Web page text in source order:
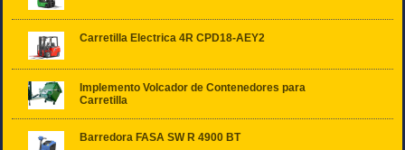
Carretilla Electrica 4R CPD18-AEY2
Implemento Volcador de Contenedores para
Carretilla
Barredora FASA SW R 4900 BT